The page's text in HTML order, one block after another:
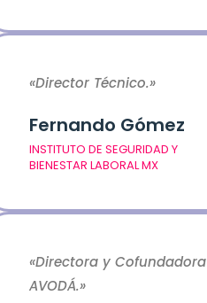
«Director Técnico.»
Fernando Gómez
INSTITUTO DE SEGURIDAD Y
BIENESTAR LABORAL MX
«Directora y Cofundadora
AVODÁ.»